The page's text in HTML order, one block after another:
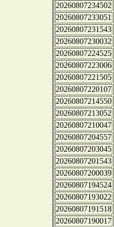
20260807234502
20260807233051
20260807231543
20260807230032
20260807224525
20260807223006
20260807221505
20260807220107
20260807214550
20260807213052
20260807210047
20260807204557
20260807203045
20260807201543
20260807200039
20260807194524
20260807193022
20260807191518
20260807190017